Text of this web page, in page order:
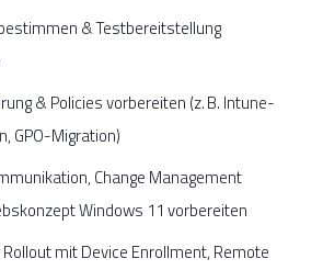
& Testbereitstellung
& Policies vorbereiten (z. B. Intune-
GPO-Migration)
Change Management
Windows 11 vorbereiten
mit Device Enrollment, Remote